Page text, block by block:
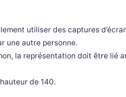
utiliser des captures d’écran
une autre personne.
la représentation doit être lié
de 140.